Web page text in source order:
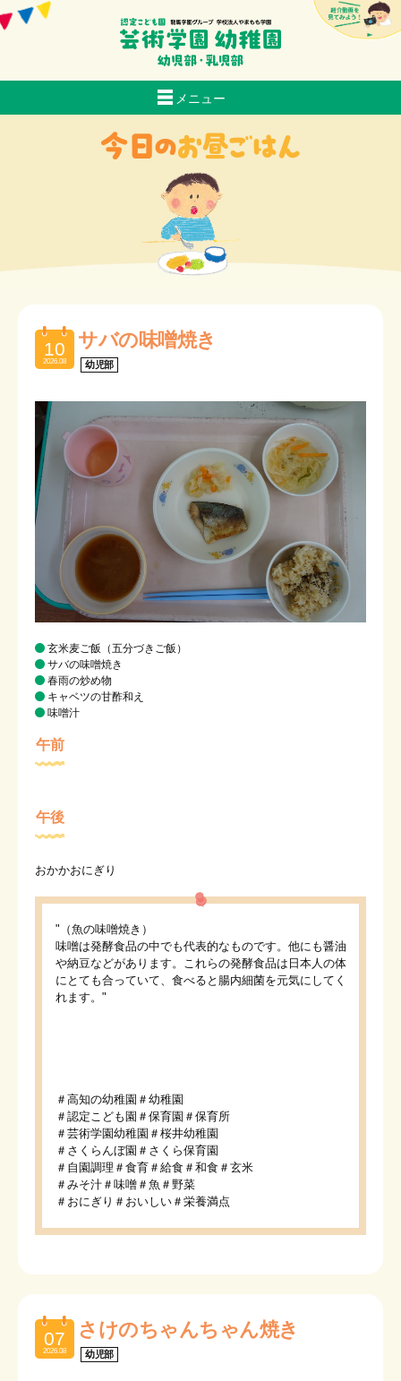
メニュー
子育て支援
採用情報
交通アクセス
在園児の保護者専用ページ
お問い合わせ
メニューを閉じる
10
2026.08
サバの味噌焼き
幼児部
玄米麦ご飯（五分づきご飯）
サバの味噌焼き
春雨の炒め物
キャベツの甘酢和え
味噌汁
午前
午後
おかかおにぎり
"（魚の味噌焼き）
味噌は発酵食品の中でも代表的なものです。他にも醤油
や納豆などがあります。これらの発酵食品は日本人の体
にとても合っていて、食べると腸内細菌を元気にしてく
れます。"
＃高知の幼稚園＃幼稚園
＃認定こども園＃保育園＃保育所
＃芸術学園幼稚園＃桜井幼稚園
＃さくらんぼ園＃さくら保育園
＃自園調理＃食育＃給食＃和食＃玄米
＃みそ汁＃味噌＃魚＃野菜
＃おにぎり＃おいしい＃栄養満点
07
2026.08
さけのちゃんちゃん焼き
幼児部